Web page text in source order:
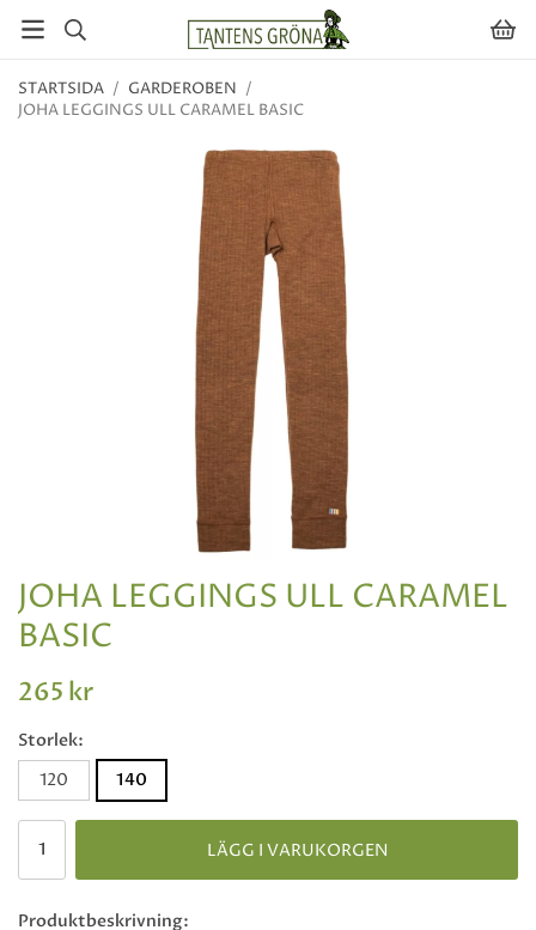
STARTSIDA / GARDEROBEN /
JOHA LEGGINGS ULL CARAMEL BASIC
JOHA LEGGINGS ULL CARAMEL
BASIC
265 kr
Storlek:
120 140
LÄGG I VARUKORGEN
Produktbeskrivning: